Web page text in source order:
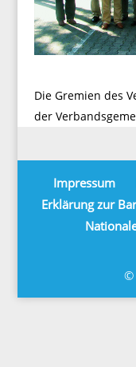
Die Gremien des
der
Impressum
Erklärung zur
©